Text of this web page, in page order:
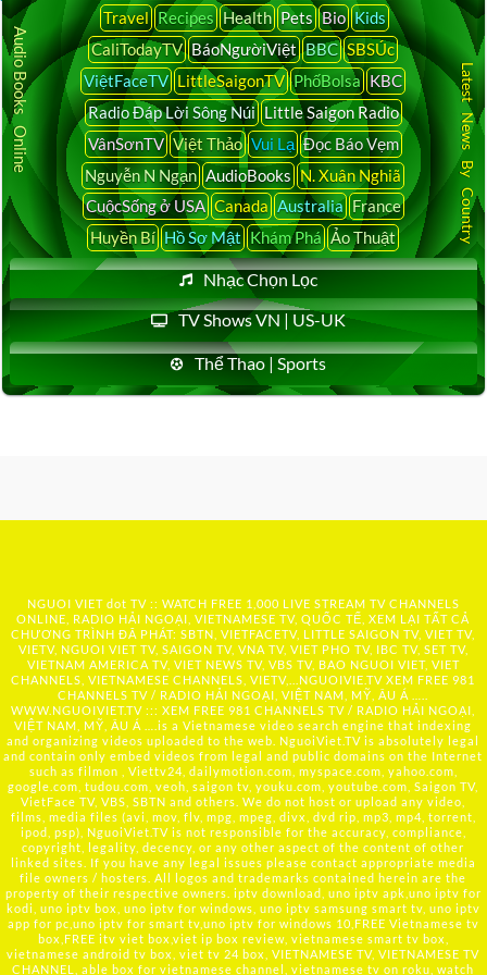
Travel Recipes Health Pets Bio Kids
CaliTodayTV BáoNgườiViệt BBC SBSÚc
ViệtFaceTV LittleSaigonTV PhốBolsa KBC
Radio Đáp Lời Sông Núi Little Saigon Radio
VânSơnTV Việt Thảo Vui Lạ Đọc Báo Vẹm
Nguyễn N Ngạn AudioBooks N. Xuân Nghiã
CuộcSống ở USA Canada Australia France
Huyền Bí Hồ Sơ Mật Khám Phá Ảo Thuật
Nhạc Chọn Lọc
TV Shows VN | US-UK
Thể Thao | Sports
Audio Books Online Latest News By Country
NGUOI VIET dot TV :: WATCH FREE 1,000 LIVE STREAM TV CHANNELS
ONLINE, RADIO HẢI NGOẠI, VIETNAMESE TV, QUỐC TẾ, XEM LẠI TẤT CẢ
CHƯƠNG TRÌNH ĐÃ PHÁT: SBTN, VIETFACETV, LITTLE SAIGON TV, VIET TV,
VIETV, NGUOI VIET TV, SAIGON TV, VNA TV, VIET PHO TV, IBC TV, SET TV,
VIETNAM AMERICA TV, VIET NEWS TV, VBS TV, BAO NGUOI VIET, VIET
CHANNELS, VIETNAMESE CHANNELS, VIETV,... NGUOIVIE.TV XEM FREE 981
CHANNELS TV / RADIO HẢI NGOẠI, VIỆT NAM, MỸ, ÂU Á …..
WWW.NGUOIVIET.TV ::: XEM FREE 981 CHANNELS TV / RADIO HẢI NGOẠI,
VIỆT NAM, MỸ, ÂU Á ….is a Vietnamese video search engine that indexing
and organizing videos uploaded to the web. NguoiViet.TV is absolutely legal
and contain only embed videos from legal and public domains on the Internet
such as filmon , Viettv24, dailymotion.com, myspace.com, yahoo.com,
google.com, tudou.com, veoh, saigon tv, youku.com, youtube.com, Saigon TV,
VietFace TV, VBS, SBTN and others. We do not host or upload any video,
films, media files (avi, mov, flv, mpg, mpeg, divx, dvd rip, mp3, mp4, torrent,
ipod, psp), NguoiViet.TV is not responsible for the accuracy, compliance,
copyright, legality, decency, or any other aspect of the content of other
linked sites. If you have any legal issues please contact appropriate media
file owners / hosters. All logos and trademarks contained herein are the
property of their respective owners. iptv download, uno iptv apk,uno iptv for
kodi, uno iptv box, uno iptv for windows, uno iptv samsung smart tv, uno iptv
app for pc,uno iptv for smart tv,uno iptv for windows 10,FREE Vietnamese tv
box,FREE itv viet box,viet ip box review, vietnamese smart tv box,
vietnamese android tv box, viet tv 24 box, VIETNAMESE TV, VIETNAMESE TV
CHANNEL, able box for vietnamese channel, vietnamese tv on roku, watch